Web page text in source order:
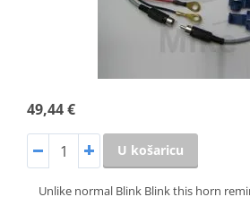
49,44 €
U košaricu
Unlike normal Blink Blink this horn